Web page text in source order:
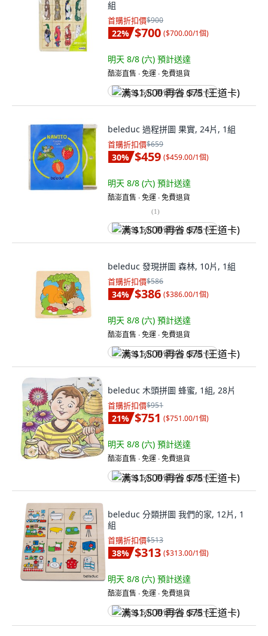
組
首購折扣價$900
22% $700 ($700.00/1個)
明天 8/8 (六) 預計送達
酷澎直售 ∙ 免運 ∙ 免費退貨
满 $1,500 再省 $75 (王道卡)
beleduc 過程拼圖 果實, 24片, 1組
首購折扣價$659
30% $459 ($459.00/1個)
明天 8/8 (六) 預計送達
酷澎直售 ∙ 免運 ∙ 免費退貨
(1)
满 $1,500 再省 $75 (王道卡)
beleduc 發現拼圖 森林, 10片, 1組
首購折扣價$586
34% $386 ($386.00/1個)
明天 8/8 (六) 預計送達
酷澎直售 ∙ 免運 ∙ 免費退貨
满 $1,500 再省 $75 (王道卡)
beleduc 木頭拼圖 蜂蜜, 1組, 28片
首購折扣價$951
21% $751 ($751.00/1個)
明天 8/8 (六) 預計送達
酷澎直售 ∙ 免運 ∙ 免費退貨
满 $1,500 再省 $75 (王道卡)
beleduc 分類拼圖 我們的家, 12片, 1
組
首購折扣價$513
38% $313 ($313.00/1個)
明天 8/8 (六) 預計送達
酷澎直售 ∙ 免運 ∙ 免費退貨
满 $1,500 再省 $75 (王道卡)